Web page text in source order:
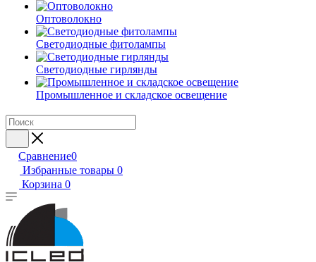
Оптоволокно
Светодиодные фитолампы
Светодиодные гирлянды
Промышленное и складское освещение
Сравнение0
Избранные товары 0
Корзина 0